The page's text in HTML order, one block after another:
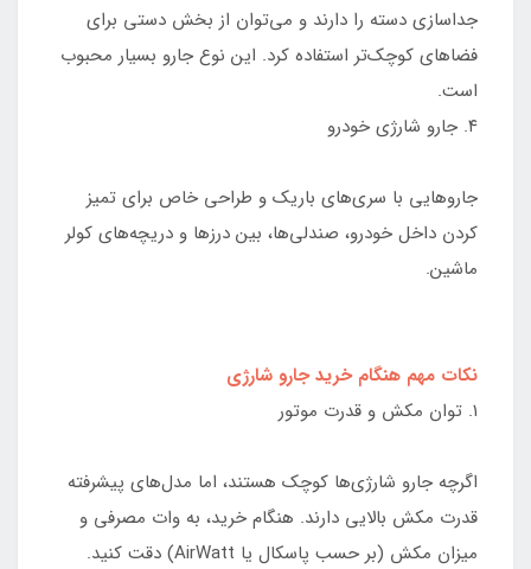
جداسازی دسته را دارند و می‌توان از بخش دستی برای
فضاهای کوچک‌تر استفاده کرد. این نوع جارو بسیار محبوب
است.
۴. جارو شارژی خودرو
جاروهایی با سری‌های باریک و طراحی خاص برای تمیز
کردن داخل خودرو، صندلی‌ها، بین درزها و دریچه‌های کولر
ماشین.
نکات مهم هنگام خرید جارو شارژی
۱. توان مکش و قدرت موتور
اگرچه جارو شارژی‌ها کوچک هستند، اما مدل‌های پیشرفته
قدرت مکش بالایی دارند. هنگام خرید، به وات مصرفی و
میزان مکش (بر حسب پاسکال یا AirWatt) دقت کنید.